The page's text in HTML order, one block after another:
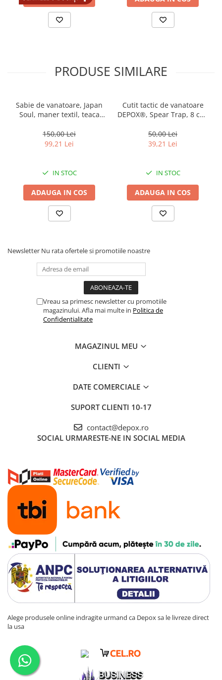
PRODUSE SIMILARE
Sabie de vanatoare, Japan
Soul, maner textil, teaca
150,00 Lei
99,21 Lei
IN STOC
ADAUGA IN COS
Cutit tactic de vanatoare
DEPOX®, Spear Trap, 8 cm,
curea
50,00 Lei
39,21 Lei
IN STOC
ADAUGA IN COS
Newsletter Nu rata ofertele si promotiile noastre
Vreau sa primesc newsletter cu promotiile
magazinului. Afla mai multe in Politica de
Confidentialitate
MAGAZINUL MEU
CLIENTI
DATE COMERCIALE
SUPORT CLIENTI 10-17
contact@depox.ro
SOCIAL URMARESTE-NE IN SOCIAL MEDIA
Alege produsele online indragite urmand ca Depox sa le livreze direct
la usa